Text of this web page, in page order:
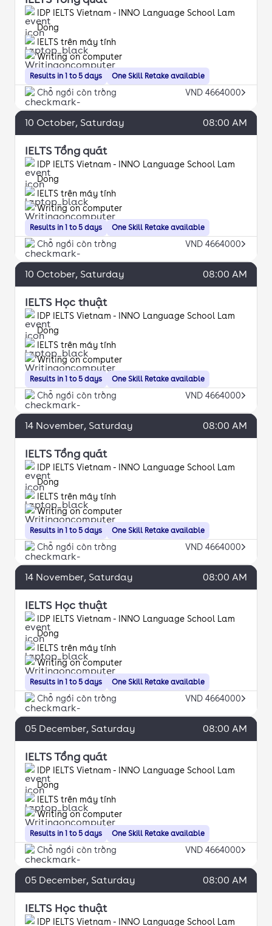
IDP IELTS Vietnam - INNO Language School Lam
Dong
Results in 1 to 5 days
IELTS trên máy tính
Writing on computer
One Skill Retake available
Chỗ ngồi còn trống VND 4664000
10 October, Saturday 08:00 AM
IELTS Tổng quát
IDP IELTS Vietnam - INNO Language School Lam
Dong
Results in 1 to 5 days
IELTS trên máy tính
Writing on computer
One Skill Retake available
Chỗ ngồi còn trống VND 4664000
10 October, Saturday 08:00 AM
IELTS Học thuật
IDP IELTS Vietnam - INNO Language School Lam
Dong
Results in 1 to 5 days
IELTS trên máy tính
Writing on computer
One Skill Retake available
Chỗ ngồi còn trống VND 4664000
14 November, Saturday 08:00 AM
IELTS Tổng quát
IDP IELTS Vietnam - INNO Language School Lam
Dong
Results in 1 to 5 days
IELTS trên máy tính
Writing on computer
One Skill Retake available
Chỗ ngồi còn trống VND 4664000
14 November, Saturday 08:00 AM
IELTS Học thuật
IDP IELTS Vietnam - INNO Language School Lam
Dong
Results in 1 to 5 days
IELTS trên máy tính
Writing on computer
One Skill Retake available
Chỗ ngồi còn trống VND 4664000
05 December, Saturday 08:00 AM
IELTS Tổng quát
IDP IELTS Vietnam - INNO Language School Lam
Dong
Results in 1 to 5 days
IELTS trên máy tính
Writing on computer
One Skill Retake available
Chỗ ngồi còn trống VND 4664000
05 December, Saturday 08:00 AM
IELTS Học thuật
IDP IELTS Vietnam - INNO Language School Lam